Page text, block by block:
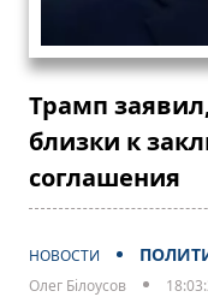
Трамп
близки к
соглашения
НОВОСТИ
Олег Білоусов